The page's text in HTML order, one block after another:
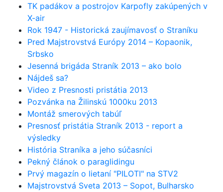
TK padákov a postrojov Karpofly zakúpených v
X-air
Rok 1947 - Historická zaujímavosť o Straníku
Pred Majstrovstvá Európy 2014 – Kopaonik,
Srbsko
Jesenná brigáda Straník 2013 – ako bolo
Nájdeš sa?
Video z Presnosti pristátia 2013
Pozvánka na Žilinskú 1000ku 2013
Montáž smerových tabúľ
Presnosť pristátia Straník 2013 - report a
výsledky
História Straníka a jeho súčasníci
Pekný článok o paraglidingu
Prvý magazín o lietaní "PILOTI" na STV2
Majstrovstvá Sveta 2013 – Sopot, Bulharsko